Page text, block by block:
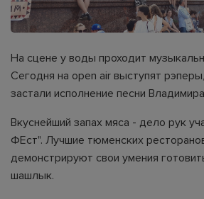
На сцене у воды проходит
Сегодня на open air выступят
застали исполнение песни
Вкуснейший запах мяса - дело рук
ФЕст". Лучшие тюменских
демонстрируют свои умения
шашлык.